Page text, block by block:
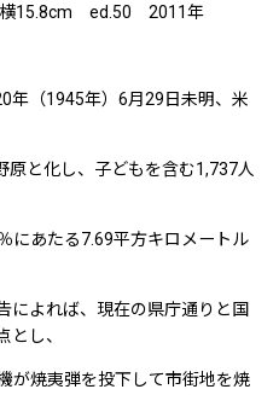
横15.8cm ed.50 2011年
年（1945年）6月29日未明、米
と化し、子どもを含む1,737人
にあたる7.69平方キロメートル
によれば、現在の県庁通りと国
とし、
が焼夷弾を投下して市街地を焼